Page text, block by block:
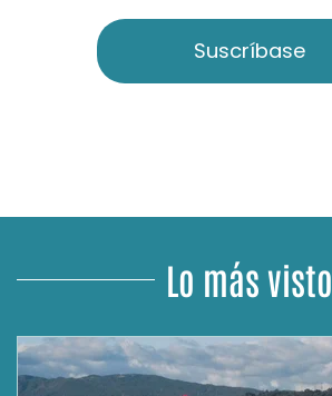
Suscríbase
Lo más visto